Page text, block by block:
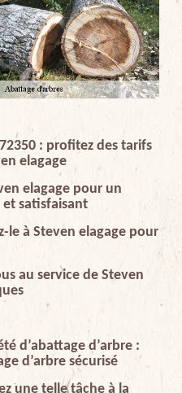
: profitez des tarifs
elagage
elagage pour un
et satisfaisant
le à Steven elagage pour
au service de Steven
d’abattage d’arbre :
d’arbre sécurisé
une telle tâche à la